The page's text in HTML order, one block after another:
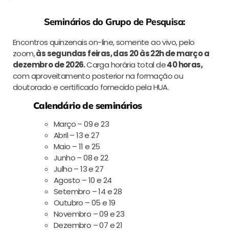
Seminários do Grupo de Pesquisa:
Encontros quinzenais on-line, somente ao vivo, pelo
zoom,às segundas feiras, das 20 às 22h de março a
dezembro de 2026.Carga horária total de40 horas,
com aproveitamento posterior na formação ou
doutorado e certificado fornecido pela HUA.
Calendário de seminários
Março – 09 e 23
Abril – 13 e 27
Maio – 11 e 25
Junho – 08 e 22
Julho – 13 e 27
Agosto – 10 e 24
Setembro – 14 e 28
Outubro – 05 e 19
Novembro – 09 e 23
Dezembro – 07 e 21